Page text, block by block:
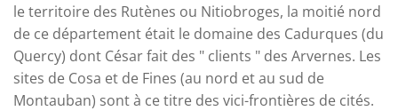
le territoire des Rutènes ou Nitiobroges, la moitié nord
de ce département était le domaine des Cadurques (du
Quercy) dont César fait des " clients " des Arvernes. Les
sites de Cosa et de Fines (au nord et au sud de
Montauban) sont à ce titre des vici-frontières de cités.